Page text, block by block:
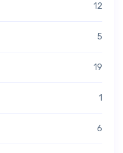
12
5
19
1
6